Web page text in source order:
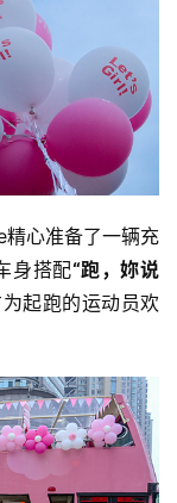
心准备了一辆充
身搭配“跑，妳说
起跑的运动员欢